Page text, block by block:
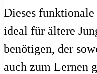
Dieses
ideal für ältere
benötigen, der
auch zum Lernen